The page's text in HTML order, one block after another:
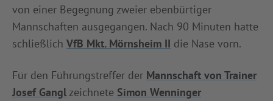
INFOTHEK
von einer Begegnung zweier ebenbürtiger
Mannschaften ausgegangen. Nach 90 Minuten hatte
schließlich VfB Mkt. Mörnsheim II die Nase vorn.
Für den Führungstreffer der Mannschaft von Trainer
Josef Gangl zeichnete Simon Wenninger